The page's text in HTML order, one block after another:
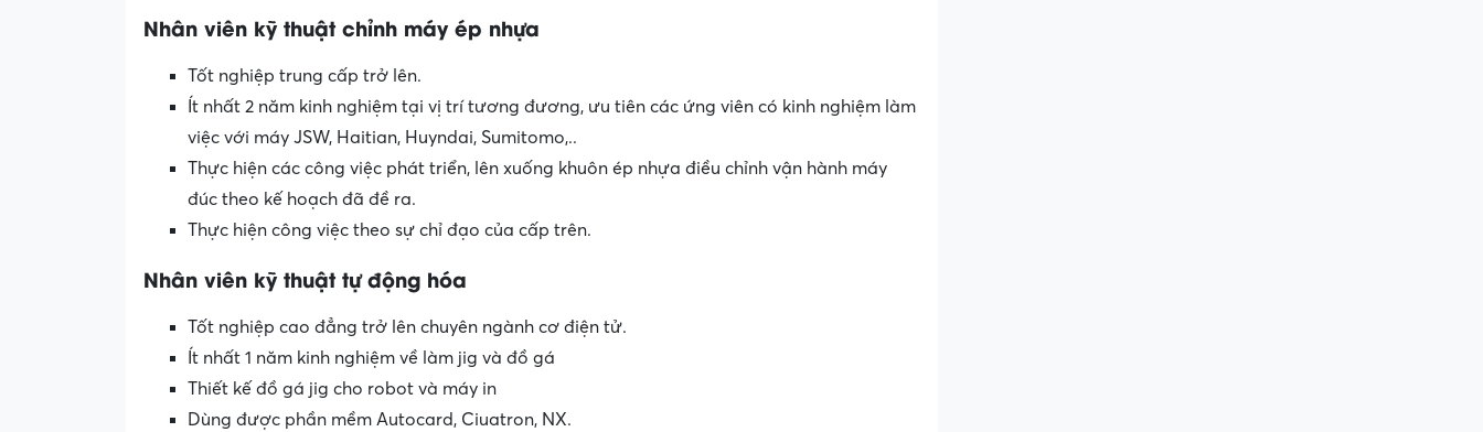
Nhân viên kỹ thuật chỉnh máy ép nhựa
Tốt nghiệp trung cấp trở lên.
Ít nhất 2 năm kinh nghiệm tại vị trí tương đương, ưu tiên các ứng viên có kinh nghiệm làm
việc với máy JSW, Haitian, Huyndai, Sumitomo,..
Thực hiện các công việc phát triển, lên xuống khuôn ép nhựa điều chỉnh vận hành máy
đúc theo kế hoạch đã đề ra.
Thực hiện công việc theo sự chỉ đạo của cấp trên.
Nhân viên kỹ thuật tự động hóa
Tốt nghiệp cao đẳng trở lên chuyên ngành cơ điện tử.
Ít nhất 1 năm kinh nghiệm về làm jig và đồ gá
Thiết kế đồ gá jig cho robot và máy in
Dùng được phần mềm Autocard, Ciuatron, NX.